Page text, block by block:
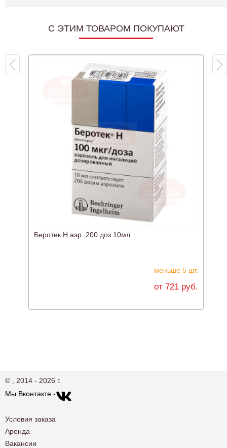
C ЭТИМ ТОВАРОМ ПОКУПАЮТ
Беротек Н аэр. 200 доз 10мл
меньше 5 шт.
от 721 руб.
© , 2014 - 2026 г.
Мы Вконтакте -
Условия заказа
Аренда
Вакансии